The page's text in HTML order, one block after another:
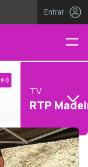
Entrar
TV
RTP